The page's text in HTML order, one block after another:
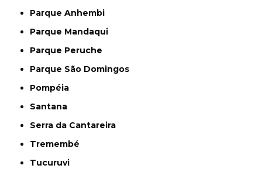
Parque Anhembi
Parque Mandaqui
Parque Peruche
Parque São Domingos
Pompéia
Santana
Serra da Cantareira
Tremembé
Tucuruvi